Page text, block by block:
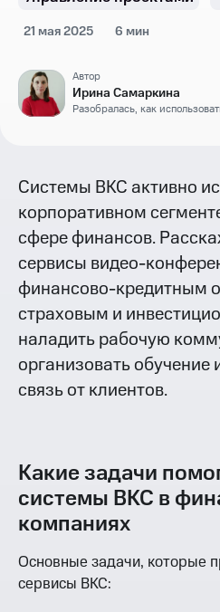
21 мая 2025 6 мин
Автор
Ирина Самаркина
Разобралась, как
Системы ВКС активно
корпоративном
сфере финансов.
сервисы видео-
финансово-кредитным
страховым и
наладить рабочую
организовать обучение
связь от клиентов.
Какие задачи
системы ВКС в
компаниях
Основные задачи, которые
сервисы ВКС: